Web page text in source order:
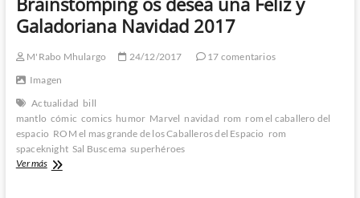
a
Reyes
Galadoriana Navidad 2017
M'Rabo Mhulargo 24/12/2017
17 comentarios
Imagen
Actualidad bill
mantlo cómic comics humor Marvel navidad rom rom el caballero del
espacio ROM el mas grande de los Caballeros del Espacio rom
spaceknight Sal Buscema superhéroes
Ver másBrainstomping